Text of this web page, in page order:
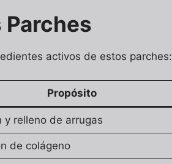
Parches
activos de estos parches:
Propósito
y relleno de arrugas
de colágeno